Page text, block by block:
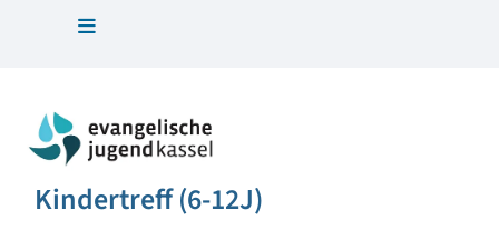
Kindertreff (6-12J)